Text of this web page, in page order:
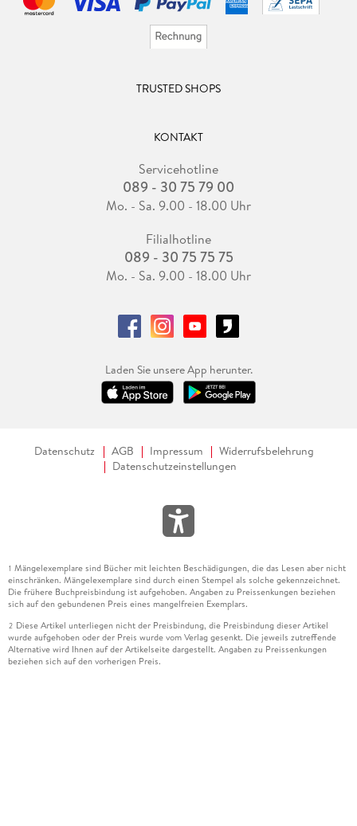
TRUSTED SHOPS
KONTAKT
Servicehotline
089 - 30 75 79 00
Mo. - Sa. 9.00 - 18.00 Uhr
Filialhotline
089 - 30 75 75 75
Mo. - Sa. 9.00 - 18.00 Uhr
Laden Sie unsere App herunter.
Datenschutz AGB Impressum
Widerrufsbelehrung
Datenschutzeinstellungen
1 Mängelexemplare sind Bücher mit leichten Beschädigungen, die das Lesen aber nicht
einschränken. Mängelexemplare sind durch einen Stempel als solche gekennzeichnet.
Die frühere Buchpreisbindung ist aufgehoben. Angaben zu Preissenkungen beziehen
sich auf den gebundenen Preis eines mangelfreien Exemplars.
2 Diese Artikel unterliegen nicht der Preisbindung, die Preisbindung dieser Artikel
wurde aufgehoben oder der Preis wurde vom Verlag gesenkt. Die jeweils zutreffende
Alternative wird Ihnen auf der Artikelseite dargestellt. Angaben zu Preissenkungen
beziehen sich auf den vorherigen Preis.